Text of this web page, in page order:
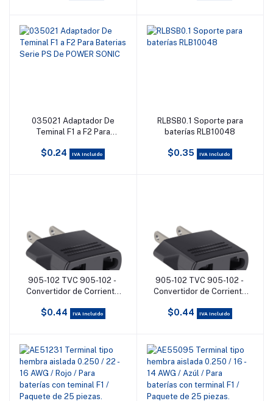
Añadir al carrito
035021 Adaptador De
Teminal F1 a F2 Para
POWER SONIC
$0.24 IVA incluido
Añadir al carrito
RLBSB0.1 Soporte para
baterías RLB10048
$0.35 IVA incluido
Añadir al carrito
905-102 TVC 905-102 -
Convertidor de Corriente
$0.44 IVA incluido
Añadir al carrito
905-102 TVC 905-102 -
Convertidor de Corriente
$0.44 IVA incluido